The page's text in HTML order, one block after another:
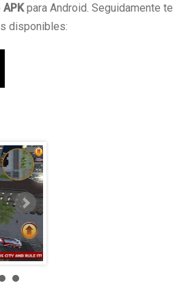
APKpara Android. Seguidamente te
disponibles: